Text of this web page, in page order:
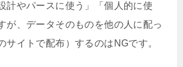
計やパースに使う」「個人的に使
が、データそのものを他の人に配っ
サイトで配布）するのはNGです。